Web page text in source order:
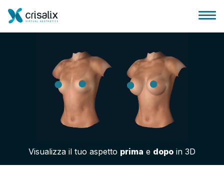
Accesso chirurghi
Piattaforma Business 3D
Piani
Visualizza il tuo aspetto prima e dopo in 3D